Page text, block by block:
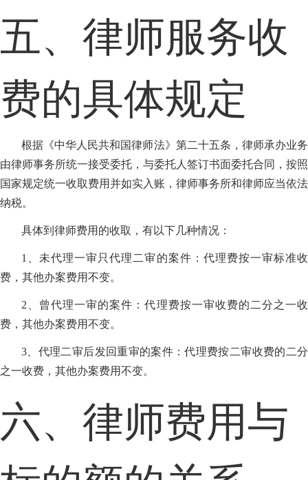
五、律师服务收
费的具体规定
根据《中华人民共和国律师法》第二十五条，律师承办业务
由律师事务所统一接受委托，与委托人签订书面委托合同，按照
国家规定统一收取费用并如实入账，律师事务所和律师应当依法
纳税。
具体到律师费用的收取，有以下几种情况：
1、未代理一审只代理二审的案件：代理费按一审标准收
费，其他办案费用不变。
2、曾代理一审的案件：代理费按一审收费的二分之一收
费，其他办案费用不变。
3、代理二审后发回重审的案件：代理费按二审收费的二分
之一收费，其他办案费用不变。
六、律师费用与